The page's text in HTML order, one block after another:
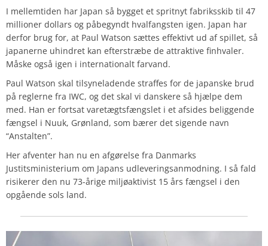
I mellemtiden har Japan så bygget et spritnyt fabriksskib til 47
millioner dollars og påbegyndt hvalfangsten igen. Japan har
derfor brug for, at Paul Watson sættes effektivt ud af spillet, så
japanerne uhindret kan efterstræbe de attraktive finhvaler.
Måske også igen i internationalt farvand.
Paul Watson skal tilsyneladende straffes for de japanske brud
på reglerne fra IWC, og det skal vi danskere så hjælpe dem
med. Han er fortsat varetægtsfængslet i et afsides beliggende
fængsel i Nuuk, Grønland, som bærer det sigende navn
“Anstalten”.
Her afventer han nu en afgørelse fra Danmarks
Justitsministerium om Japans udleveringsanmodning. I så fald
risikerer den nu 73-årige miljøaktivist 15 års fængsel i den
opgående sols land.